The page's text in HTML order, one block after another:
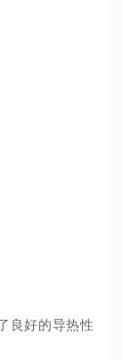
良好的导热性